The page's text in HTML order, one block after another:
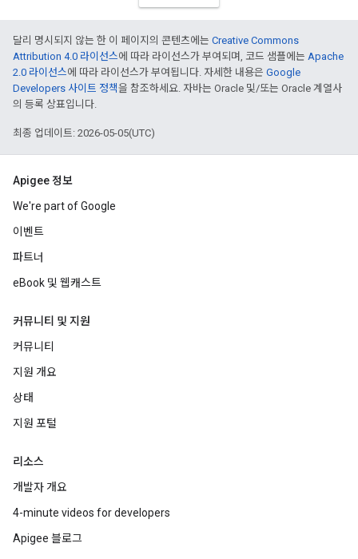
달리 명시되지 않는 한 이 페이지의 콘텐츠에는 Creative Commons
Attribution 4.0 라이선스에 따라 라이선스가 부여되며, 코드 샘플에는 Apache
2.0 라이선스에 따라 라이선스가 부여됩니다. 자세한 내용은 Google
Developers 사이트 정책을 참조하세요. 자바는 Oracle 및/또는 Oracle 계열사
의 등록 상표입니다.
최종 업데이트: 2026-05-05(UTC)
Apigee 정보
We're part of Google
이벤트
파트너
eBook 및 웹캐스트
커뮤니티 및 지원
커뮤니티
지원 개요
상태
지원 포털
리소스
개발자 개요
4-minute videos for developers
Apigee 블로그